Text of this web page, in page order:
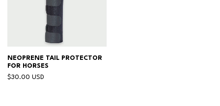
NEOPRENE TAIL PROTECTOR
FOR HORSES
$30.00 USD